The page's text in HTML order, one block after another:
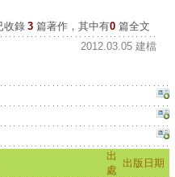
收錄 3 篇著作，其中有0篇全文
2012.03.05 建檔
出
處
出版日期